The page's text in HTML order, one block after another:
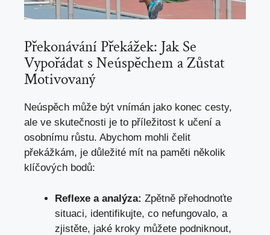
Překonávání Překážek: Jak ‍Se
Vypořádat s Neúspěchem a Zůstat
Motivovaný
Neúspěch může‍ být vnímán jako konec cesty,
ale ve skutečnosti je to příležitost k učení⁤ a
osobnímu růstu. Abychom mohli čelit
⁢překážkám, je⁤ důležité mít na paměti několik
klíčových bodů:
Reflexe a analýza: Zpětně přehodnoťte
situaci, identifikujte, co nefungovalo, a
zjistěte, jaké ⁤kroky můžete podniknout,⁤